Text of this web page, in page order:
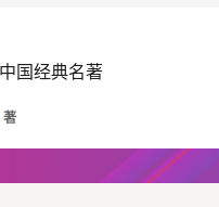
国经典名著
著